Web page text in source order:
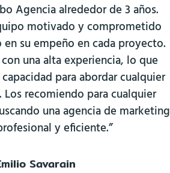
Agencia alrededor de 3 años.
motivado y comprometido
su empeño en cada proyecto.
una alta experiencia, lo que
para abordar cualquier
recomiendo para cualquier
una agencia de marketing
y eficiente.”
Savarain